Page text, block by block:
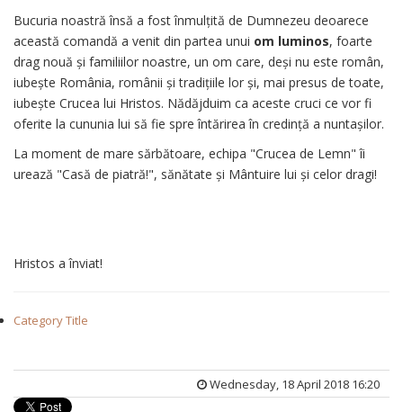
Bucuria noastră însă a fost înmulțită de Dumnezeu deoarece
această comandă a venit din partea unui om luminos, foarte
drag nouă și familiilor noastre, un om care, deși nu este român,
iubește România, românii și tradițiile lor și, mai presus de toate,
iubește Crucea lui Hristos. Nădăjduim ca aceste cruci ce vor fi
oferite la cununia lui să fie spre întărirea în credință a nuntașilor.
La moment de mare sărbătoare, echipa "Crucea de Lemn" îi
urează "Casă de piatră!", sănătate și Mântuire lui și celor dragi!
Hristos a înviat!
Category Title
Wednesday, 18 April 2018 16:20